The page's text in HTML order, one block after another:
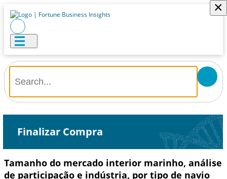
×
Finalizar Compra
Tamanho do mercado interior marinho, análise
de participação e indústria, por tipo de navio